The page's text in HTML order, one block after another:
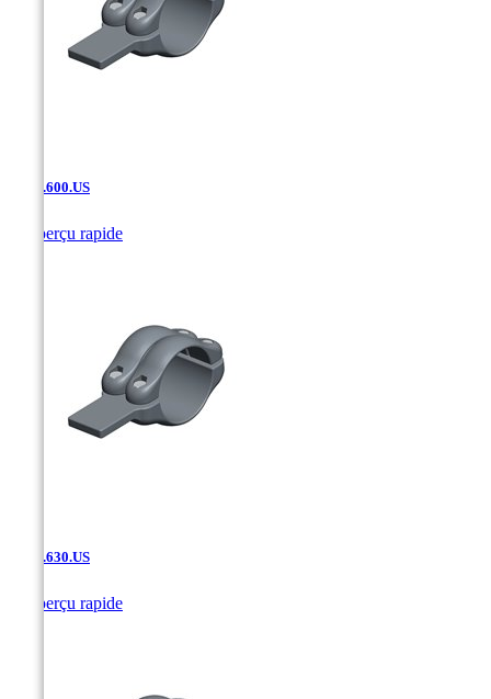
SF.02.600.US
Aperçu rapide
SF.02.630.US
Aperçu rapide